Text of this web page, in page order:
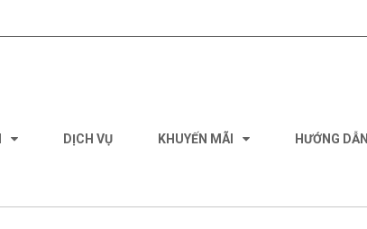
DỊCH VỤ KHUYẾN MÃI HƯỚNG DẪN